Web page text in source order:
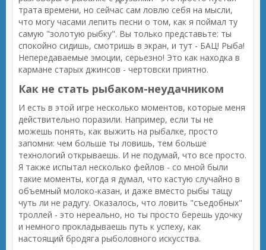
трата времени, но сейчас сам ловлю себя на мысли,
что могу часами лепить песни о том, как я поймал ту
самую "золотую рыбку". Вы только представьте: ты
спокойно сидишь, смотришь в экран, и тут - БАЦ! Рыба!
Непередаваемые эмоции, серьезно! Это как находка в
кармане старых джинсов - чертовски приятно.
Как не стать рыбаком-неудачником
И есть в этой игре несколько моментов, которые меня
действительно поразили. Например, если ты не
можешь понять, как выжить на рыбалке, просто
запомни: чем больше ты ловишь, тем больше
технологий открываешь. И не подумай, что все просто.
Я также испытал несколько фейлов - со мной были
такие моменты, когда я думал, что кастую случайно в
объемный молоко-казан, и даже вместо рыбы тащу
чуть ли не радугу. Оказалось, что ловить "съедобных"
троллей - это нереально, но ты просто берешь удочку
и немного прокладываешь путь к успеху, как
настоящий бродяга рыболовного искусства.